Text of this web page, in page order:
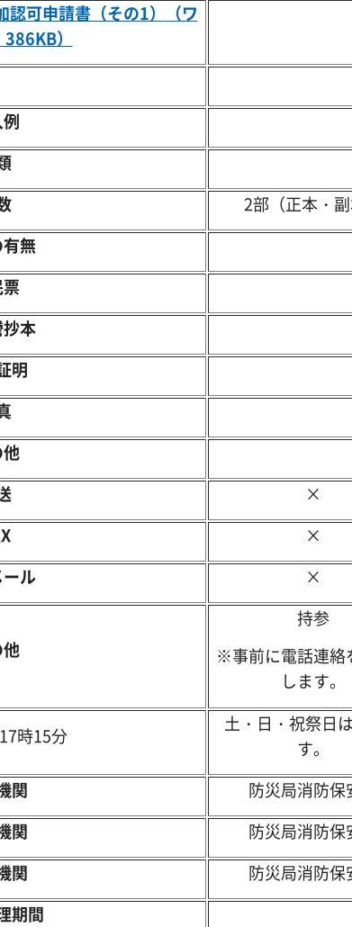
認可申請書（その1）（ワ
）
2部（正本・
無
本
明
×
×
ル
×
持参
※事前に電話連絡
します。
時15分
土・日・祝祭日
す。
関
防災局消防保
関
防災局消防保
関
防災局消防保
期間